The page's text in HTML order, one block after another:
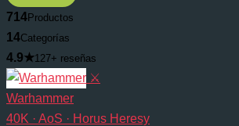
714Productos
14Categorías
4.9★127+ reseñas
⚔
Warhammer
40K · AoS · Horus Heresy